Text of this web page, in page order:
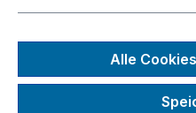
Lüfterloser
Alle